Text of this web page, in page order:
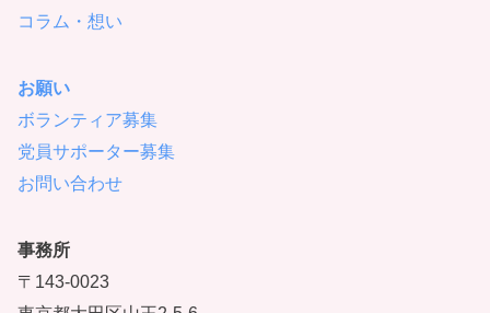
コラム・想い
お願い
ボランティア募集
党員サポーター募集
お問い合わせ
事務所
〒143-0023